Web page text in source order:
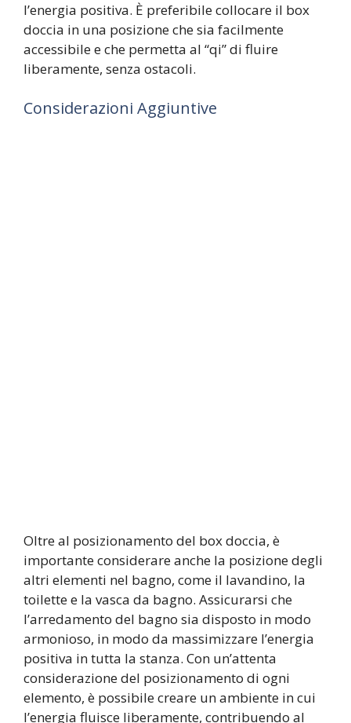
l’energia positiva. È preferibile collocare il box
doccia in una posizione che sia facilmente
accessibile e che permetta al “qi” di fluire
liberamente, senza ostacoli.
Considerazioni Aggiuntive
Oltre al posizionamento del box doccia, è
importante considerare anche la posizione degli
altri elementi nel bagno, come il lavandino, la
toilette e la vasca da bagno. Assicurarsi che
l’arredamento del bagno sia disposto in modo
armonioso, in modo da massimizzare l’energia
positiva in tutta la stanza. Con un’attenta
considerazione del posizionamento di ogni
elemento, è possibile creare un ambiente in cui
l’energia fluisce liberamente, contribuendo al